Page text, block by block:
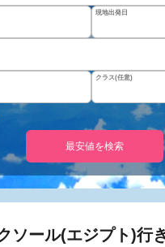
現地出発日
クラス(任意)
最安値を検索
ソール(エジプト)行